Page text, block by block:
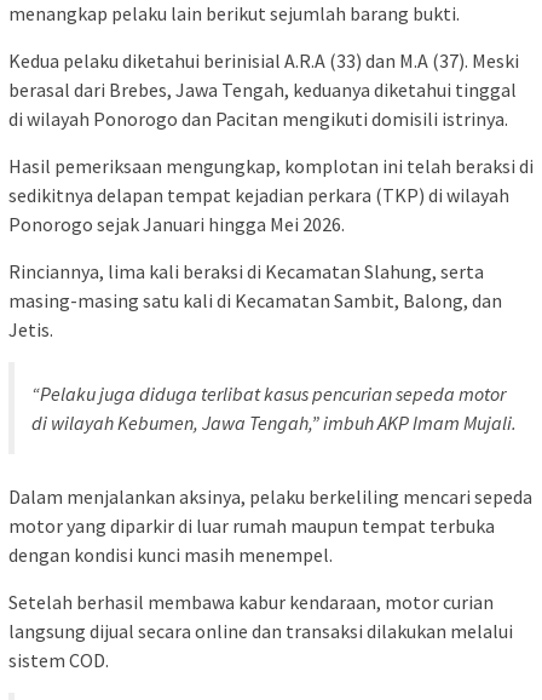
menangkap pelaku lain berikut sejumlah barang bukti.
Kedua pelaku diketahui berinisial A.R.A (33) dan M.A (37). Meski
berasal dari Brebes, Jawa Tengah, keduanya diketahui tinggal
di wilayah Ponorogo dan Pacitan mengikuti domisili istrinya.
Hasil pemeriksaan mengungkap, komplotan ini telah beraksi di
sedikitnya delapan tempat kejadian perkara (TKP) di wilayah
Ponorogo sejak Januari hingga Mei 2026.
Rinciannya, lima kali beraksi di Kecamatan Slahung, serta
masing-masing satu kali di Kecamatan Sambit, Balong, dan
Jetis.
“Pelaku juga diduga terlibat kasus pencurian sepeda motor
di wilayah Kebumen, Jawa Tengah,” imbuh AKP Imam Mujali.
Dalam menjalankan aksinya, pelaku berkeliling mencari sepeda
motor yang diparkir di luar rumah maupun tempat terbuka
dengan kondisi kunci masih menempel.
Setelah berhasil membawa kabur kendaraan, motor curian
langsung dijual secara online dan transaksi dilakukan melalui
sistem COD.